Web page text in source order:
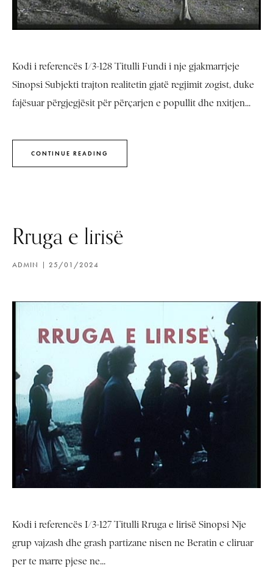
Kodi i referencës I/3-128 Titulli Fundi i nje gjakmarrjeje
Sinopsi Subjekti trajton realitetin gjatë regjimit zogist, duke
fajësuar përgjegjësit për përçarjen e popullit dhe nxitjen...
CONTINUE READING
Rruga e lirisë
ADMIN 25/01/2024
Kodi i referencës I/3-127 Titulli Rruga e lirisë Sinopsi Nje
grup vajzash dhe grash partizane nisen ne Beratin e cliruar
per te marre pjese ne...